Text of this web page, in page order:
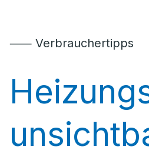
⸺ Verbrauchertipps